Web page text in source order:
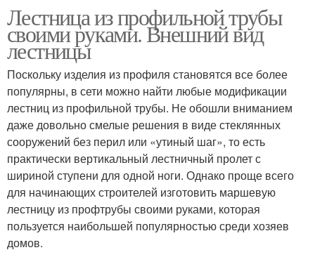
Лестница из профильной трубы
своими руками. Внешний вид
лестницы
Поскольку изделия из профиля становятся все более
популярны, в сети можно найти любые модификации
лестниц из профильной трубы. Не обошли вниманием
даже довольно смелые решения в виде стеклянных
сооружений без перил или «утиный шаг», то есть
практически вертикальный лестничный пролет с
шириной ступени для одной ноги. Однако проще всего
для начинающих строителей изготовить маршевую
лестницу из профтрубы своими руками, которая
пользуется наибольшей популярностью среди хозяев
домов.